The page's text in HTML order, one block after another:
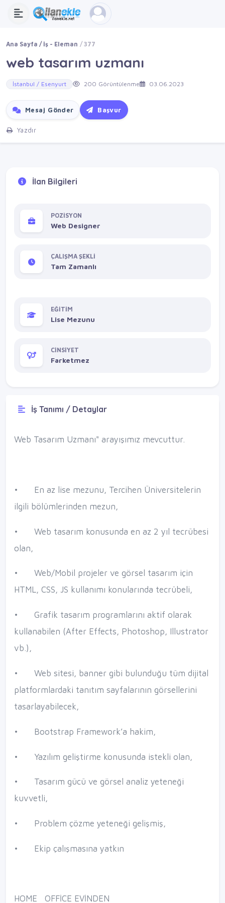
Ana Sayfa İş - Eleman 377
web tasarım uzmanı
İstanbul / Esenyurt 200 Görüntülenme 03.06.2023
Mesaj Gönder Başvur
Yazdır
İlan Bilgileri
POZİSYON
Web Designer
ÇALIŞMA ŞEKLİ
Tam Zamanlı
EĞİTİM
Lise Mezunu
CİNSİYET
Farketmez
İş Tanımı / Detaylar
Web Tasarım Uzmanı" arayışımız mevcuttur.
•
En az lise mezunu, Tercihen Üniversitelerin
ilgili bölümlerinden mezun,
•
Web tasarım konusunda en az 2 yıl tecrübesi
olan,
•
Web/Mobil projeler ve görsel tasarım için
HTML, CSS, JS kullanımı konularında tecrübeli,
•
Grafik tasarım programlarını aktif olarak
kullanabilen (After Effects, Photoshop, Illustrator
vb.),
•
Web sitesi, banner gibi bulunduğu tüm dijital
platformlardaki tanıtım sayfalarının görsellerini
tasarlayabilecek,
• Bootstrap Framework’a hakim,
• Yazılım geliştirme konusunda istekli olan,
•
Tasarım gücü ve görsel analiz yeteneği
kuvvetli,
• Problem çözme yeteneği gelişmiş,
• Ekip çalışmasına yatkın
HOME OFFİCE EVİNDEN